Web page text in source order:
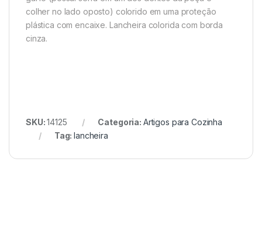
colher no lado oposto) colorido em uma proteção
plástica com encaixe. Lancheira colorida com borda
cinza.
SKU:14125 Categoria: Artigos para Cozinha
Tag:lancheira